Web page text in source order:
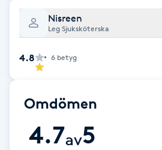
Picolaser
Piercing
Pigmentbehandling
Nisreen
Leg Sjuksköterska
4.8 6 betyg
Omdömen
4.7av5